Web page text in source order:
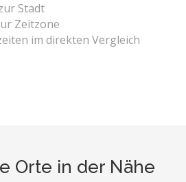
Stadt
Zeitzone
im direkten Vergleich
Orte in der Nähe